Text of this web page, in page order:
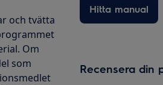
och tvätta
Om
som
Hitta manual
Recensera din